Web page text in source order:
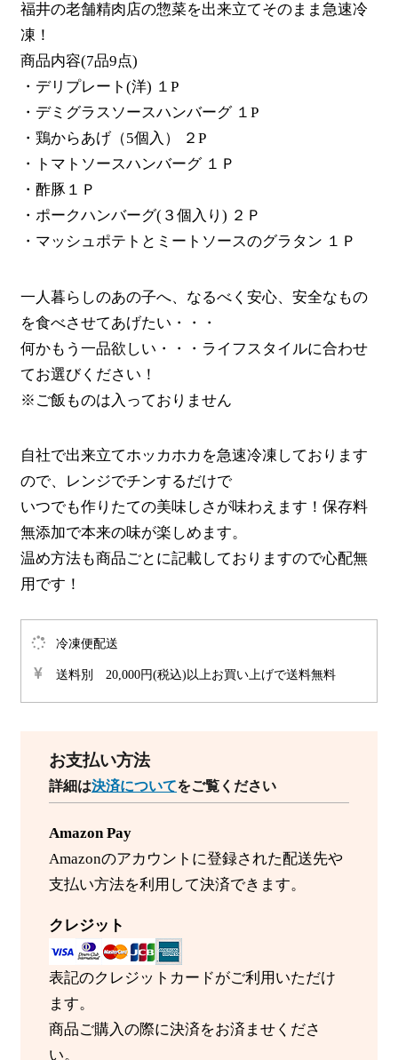
福井の老舗精肉店の惣菜を出来立てそのまま急速冷
凍！
商品内容(7品9点)
・デリプレート(洋) １P
・デミグラスソースハンバーグ １P
・鶏からあげ（5個入） ２P
・トマトソースハンバーグ １Ｐ
・酢豚１Ｐ
・ポークハンバーグ(３個入り) ２Ｐ
・マッシュポテトとミートソースのグラタン １Ｐ
一人暮らしのあの子へ、なるべく安心、安全なもの
を食べさせてあげたい・・・
何かもう一品欲しい・・・ライフスタイルに合わせ
てお選びください！
※ご飯ものは入っておりません
自社で出来立てホッカホカを急速冷凍しております
ので、レンジでチンするだけで
いつでも作りたての美味しさが味わえます！保存料
無添加で本来の味が楽しめます。
温め方法も商品ごとに記載しておりますので心配無
用です！
冷凍便配送
送料別 20,000円(税込)以上お買い上げで送料無料
お支払い方法
詳細は決済についてをご覧ください
Amazon Pay
Amazonのアカウントに登録された配送先や
支払い方法を利用して決済できます。
クレジット
表記のクレジットカードがご利用いただけ
ます。
商品ご購入の際に決済をお済ませくださ
い。